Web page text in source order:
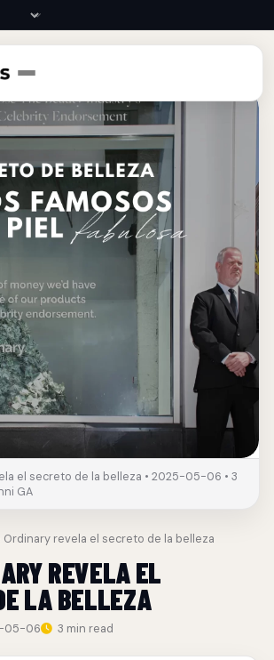
el secreto de la belleza • 2025-05-06 • 3
GA
Ordinary revela el secreto de la belleza
REVELA EL
LA BELLEZA
05-06 3 min read